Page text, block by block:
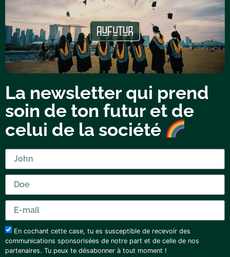
La newsletter qui prend
soin de ton futur et de
celui de la société
En cochant cette case, tu es susceptible de recevoir des
communications sponsorisées de notre part et de celle de nos
partenaires. Tu peux te désabonner à tout moment !